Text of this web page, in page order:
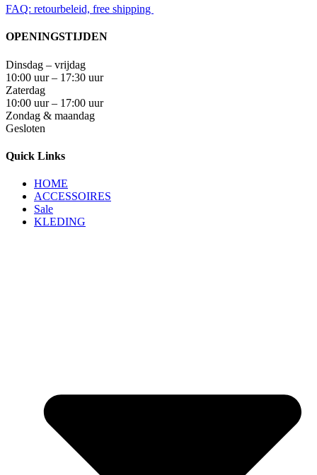
productpagina
FAQ: retourbeleid, free shipping
OPENINGSTIJDEN
Dinsdag – vrijdag
10:00 uur – 17:30 uur
Zaterdag
10:00 uur – 17:00 uur
Zondag & maandag
Gesloten
Quick Links
HOME
ACCESSOIRES
Sale
KLEDING